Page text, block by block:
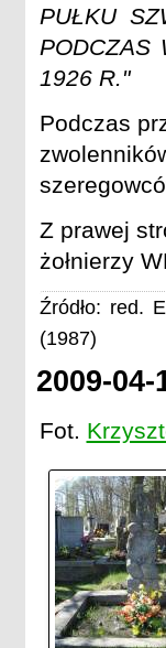
PUŁKU
PODCZAS
1926 R."
Podczas
Z prawej
żołnierzy
Źródło: red.
(1987)
2009-04-
Fot.